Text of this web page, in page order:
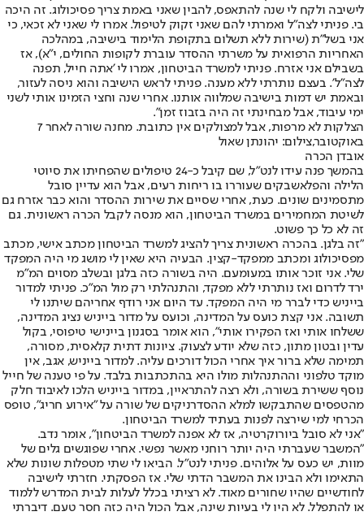
לישיבה ולקח לי שנה להתאפס, להבין שאני באמת צריך פסיכולוג. זה היכה
בי. פניתי לצה"ל ואמרתי להם שאני זקוק לטיפול. אמרו לי שאני לא זכאי, כי
אני בשל"ת (שירות ללא תשלום בתקופת הלימוד בישיבה, במהלכה
האחריות הרפואית על משרתי ההסדר עוברת לקופות החולים, י"א), אז
בשבילם אני אזרח. פניתי למשרד הביטחון, אמרו לי 'אתה חייל, תפנה
לצה"ל'. בעצם נותרתי ללא מענה. פניתי לראש הישיבה והוא ניסה לעזור,
ובאמת יש דמות בישיבה שמלווה אותנו. אחרי שנה וחצי הזמינו אותי לשני
ימי עיבוד, אבל מבחינתי זה היה בזבוז זמן".
הצלקות לא מרפות, אבל למצולקים אין כתובת. מחנה שורה לאחר 7
באוקטובר,צילום: יהונתן שאול
אובדן הכרה
בהמשך פנה עידו לנט"ל, שם קיבל כ-24 טיפולים שהפחיתו את סיוטי
הלילה והפלאשבקים שעוררו בו ריחות רעים, אבל הוא עדיין סובל
מתסמינים שונים. כעת, אחרי שסיים את שירות ההסדר והוא כבר אזרח גם
לשיטת המחמירים במשרד הביטחון, הוא מנסה לקבל הכרה ראשונית. גם
זה לא כל כך פשוט.
"זה בלגן. בהכרה ראשונית צריך להציג למשרד הביטחון מכתב אישי, מכתב
מפסיכולוג ומכתב ממפקד-קצין. הבעיה היא שאין לי מושג מי היה המפקד
שלי. אני זוכר אותו במעומעם. היה בשורה כזה בלגן ובשלב מסוים המ"מ
ירד לדרום ואז נותרתי ללא מפקד, והתנהלתי רק מול המ"כ. פניתי למדור
בייניש כדי לברר מי היה המפקד. עד היום אני רודף אחריהם שיתנו לי
תשובה. אני קצת כועס על המדינה, וכועס על מדור בייניש נציג המדינה,
ששלחו אותי ואז הפקירו אותי", הוא אומר בסגנון ביינישי טיפוסי, בקול
עדין ובטון מתון, כזה שלא יודע לצעוק. ציונות דתית קלאסית, מסורה,
תמימה שלא ברור איך אחרי הכול דורכים עליה. למדור בייניש, אגב, אין
מוקד טלפוני וההתנהלות מולו היא בהתכתבות בלבד. על פי טענה של חייל
נוסף ששירת בשורה, ולא רצה להתראיין, במדור בייניש הלכו לאיבוד חלק
מהטפסים שהתבקשו למלא ההסדרניקים של שורה על "אירוע חריג", טופס
הכרחי למי שירצה לפנות בעתיד למשרד הביטחון.
"אני לא סובל ביורוקרטיה, אז לא אפנה למשרד הביטחון", אומר נדב.
"המשבר שעברתי היה יותר רוחני מאשר נפשי. אחרי שפוגשים גלים של
מוות, יש כעס על אלוהים. פניתי לנט"ל. הביאו לי שתי מטפלות שונות שלא
התאימו ולא הבינו את המשבר הדתי שלי. אז הפסקתי. חזרתי לישיבה
לחודשיים שהיו שחורים מאוד. לא רציתי בכלל לעלות לבית המדרש ללמוד
או להתפלל. לא היו לי בעיות שינה, אבל הכול היה כזה חסר טעם. דיברתי